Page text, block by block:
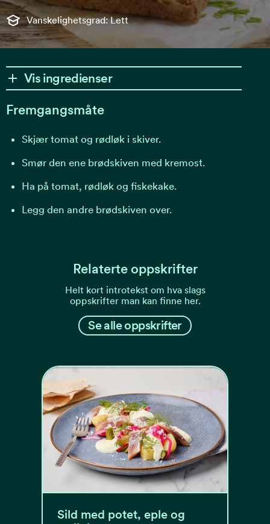
Vanskelighetsgrad: Lett
Vis ingredienser
Fremgangsmåte
Skjær tomat og rødløk i skiver.
Smør den ene brødskiven med kremost.
Ha på tomat, rødløk og fiskekake.
Legg den andre brødskiven over.
Relaterte oppskrifter
Helt kort introtekst om hva slags
oppskrifter man kan finne her.
Se alle oppskrifter
Sild med potet, eple og